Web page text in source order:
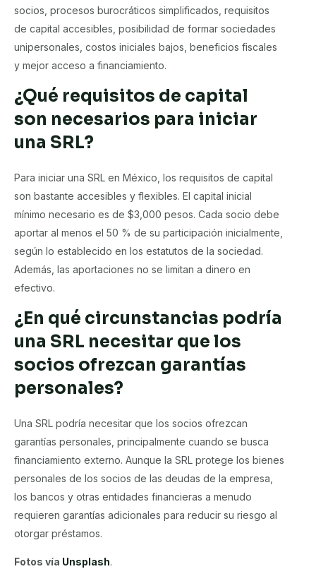
socios, procesos burocráticos simplificados, requisitos
de capital accesibles, posibilidad de formar sociedades
unipersonales, costos iniciales bajos, beneficios fiscales
y mejor acceso a financiamiento.
¿Qué requisitos de capital
son necesarios para iniciar
una SRL?
Para iniciar una SRL en México, los requisitos de capital
son bastante accesibles y flexibles. El capital inicial
mínimo necesario es de $3,000 pesos. Cada socio debe
aportar al menos el 50 % de su participación inicialmente,
según lo establecido en los estatutos de la sociedad.
Además, las aportaciones no se limitan a dinero en
efectivo.
¿En qué circunstancias podría
una SRL necesitar que los
socios ofrezcan garantías
personales?
Una SRL podría necesitar que los socios ofrezcan
garantías personales, principalmente cuando se busca
financiamiento externo. Aunque la SRL protege los bienes
personales de los socios de las deudas de la empresa,
los bancos y otras entidades financieras a menudo
requieren garantías adicionales para reducir su riesgo al
otorgar préstamos.
Fotos vía Unsplash.